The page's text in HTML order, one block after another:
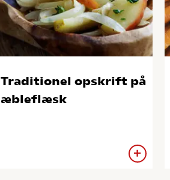
Traditionel opskrift på
æbleflæsk